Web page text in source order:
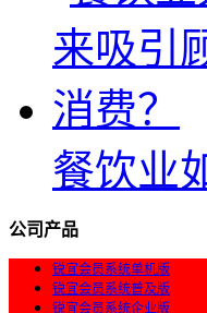
餐饮业
公司产品
锐宜会员系统单机版
锐宜会员系统普及版
锐宜会员系统企业版